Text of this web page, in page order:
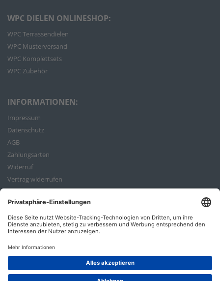
WPC DIELEN ONLINESHOP:
WPC Terrassendielen
WPC Musterversand
WPC Komplettsets
WPC Zubehör
INFORMATIONEN:
Impressum
Datenschutz
AGB
Zahlungsarten
Widerruf
Vertrag widerrufen
Bestellvorgang
ZAHLUNGSARTEN: